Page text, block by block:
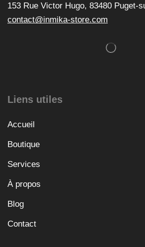
153 Rue Victor Hugo, 83480 Puget-
contact@inmika-store.com
Liens utiles
Accueil
Boutique
Services
À propos
Blog
Contact